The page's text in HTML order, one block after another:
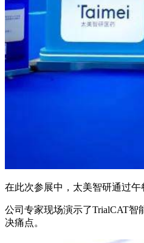
在此次参展中，太美智研通过
公司专家现场演示了TrialCAT
决痛点。